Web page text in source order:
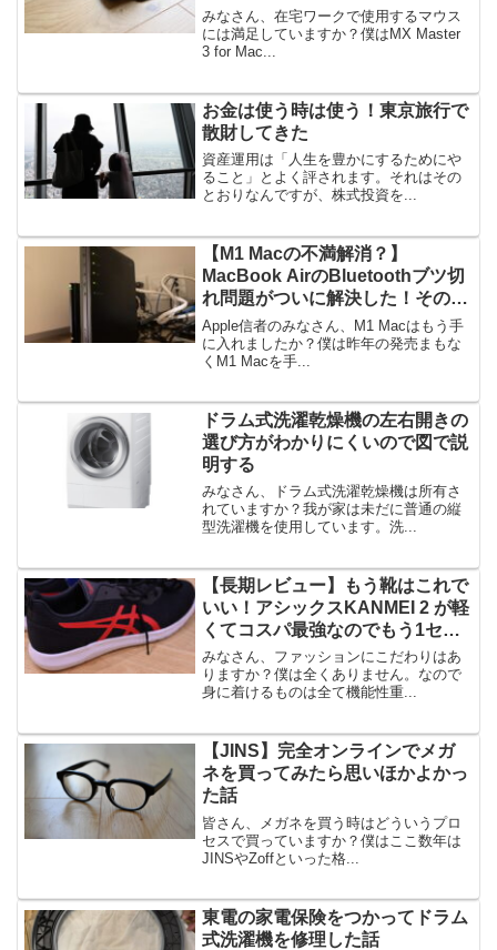
みなさん、在宅ワークで使用するマウス
には満足していますか？僕はMX Master
3 for Mac...
お金は使う時は使う！東京旅行で
散財してきた
資産運用は「人生を豊かにするためにや
ること」とよく評されます。それはその
とおりなんですが、株式投資を...
【M1 Macの不満解消？】
MacBook AirのBluetoothブツ切
れ問題がついに解決した！その方
法
Apple信者のみなさん、M1 Macはもう手
に入れましたか？僕は昨年の発売まもな
くM1 Macを手...
ドラム式洗濯乾燥機の左右開きの
選び方がわかりにくいので図で説
明する
みなさん、ドラム式洗濯乾燥機は所有さ
れていますか？我が家は未だに普通の縦
型洗濯機を使用しています。洗...
【長期レビュー】もう靴はこれで
いい！アシックスKANMEI 2 が軽
くてコスパ最強なのでもう1セッ
ト買った話
みなさん、ファッションにこだわりはあ
りますか？僕は全くありません。なので
身に着けるものは全て機能性重...
【JINS】完全オンラインでメガ
ネを買ってみたら思いほかよかっ
た話
皆さん、メガネを買う時はどういうプロ
セスで買っていますか？僕はここ数年は
JINSやZoffといった格...
東電の家電保険をつかってドラム
式洗濯機を修理した話